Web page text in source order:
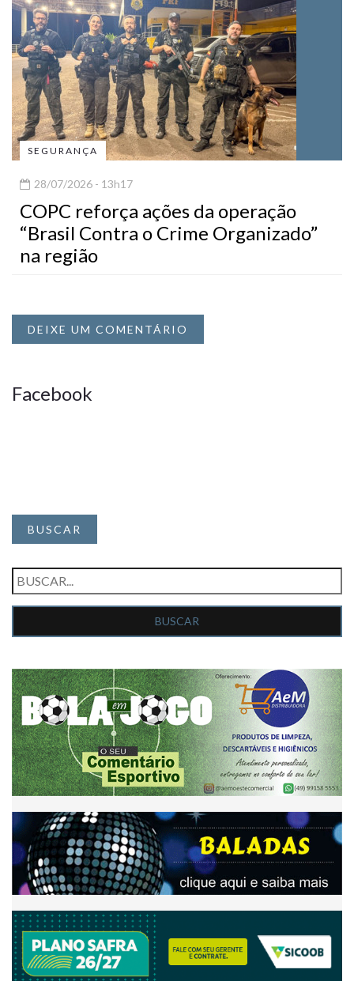
SEGURANÇA
28/07/2026 - 13h17
COPC reforça ações da operação
“Brasil Contra o Crime Organizado”
na região
DEIXE UM COMENTÁRIO
Facebook
BUSCAR